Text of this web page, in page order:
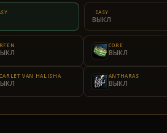
EASY
ВЫКЛ
CORE
ВЫКЛ
VAN HALISHA ANTHARAS
ВЫКЛ